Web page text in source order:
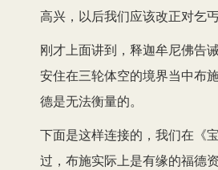
高兴，以后我们应该改正对乞丐
刚才上面讲到，释迦牟尼佛告
安住在三轮体空的境界当中布
德是无法衡量的。
下面是这样连接的，我们在《
过，布施实际上是有缘的福德